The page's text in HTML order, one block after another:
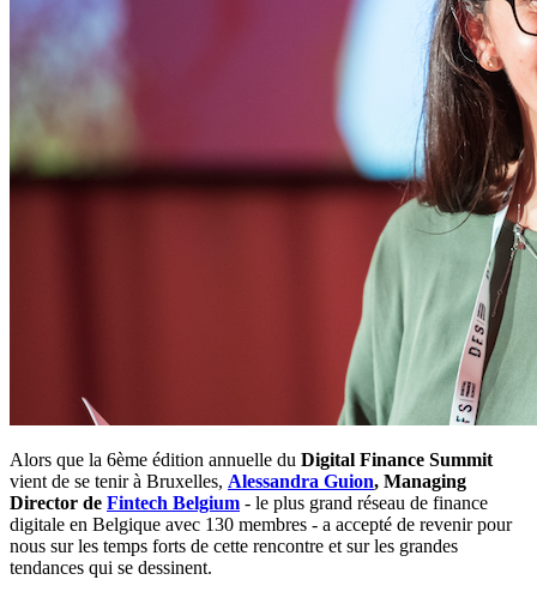
Alors que la 6ème édition annuelle du Digital Finance Summit
vient de se tenir à Bruxelles, Alessandra Guion, Managing
Director de Fintech Belgium - le plus grand réseau de finance
digitale en Belgique avec 130 membres - a accepté de revenir pour
nous sur les temps forts de cette rencontre et sur les grandes
tendances qui se dessinent.